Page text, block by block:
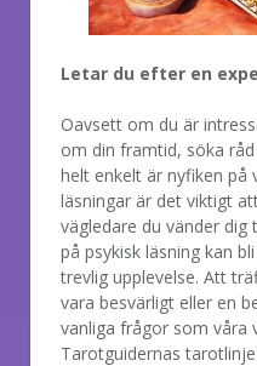
Letar du efter en
Oavsett om du är
om din framtid, söka
helt enkelt är nyfiken på
läsningar är det viktigt
vägledare du vänder
på psykisk läsning kan
trevlig upplevelse. Att
vara besvärligt eller en
vanliga frågor som våra
Tarotguidernas